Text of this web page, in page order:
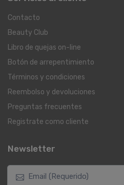
Contacto
Beauty Club
Libro de quejas on-line
Botón de arrepentimiento
Términos y condiciones
Reembolso y devoluciones
Preguntas frecuentes
Registrate como cliente
Newsletter